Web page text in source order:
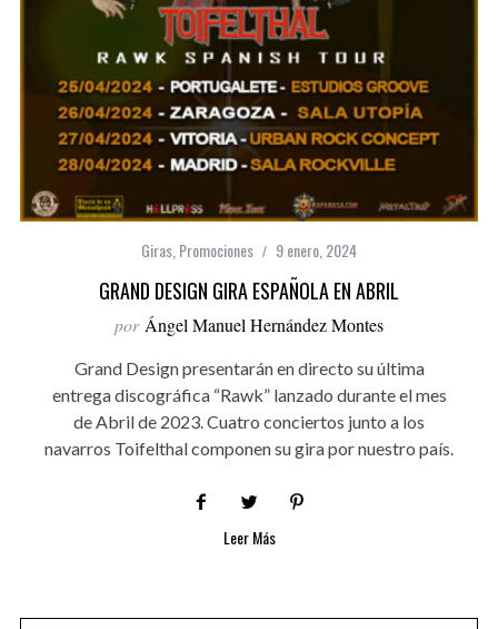
Giras Promociones 9 enero, 2024
GRAND DESIGN GIRA ESPAÑOLA EN ABRIL
por Ángel Manuel Hernández Montes
Grand Design presentarán en directo su última
entrega discográfica “Rawk” lanzado durante el mes
de Abril de 2023. Cuatro conciertos junto a los
navarros Toifelthal componen su gira por nuestro país.
Leer Más